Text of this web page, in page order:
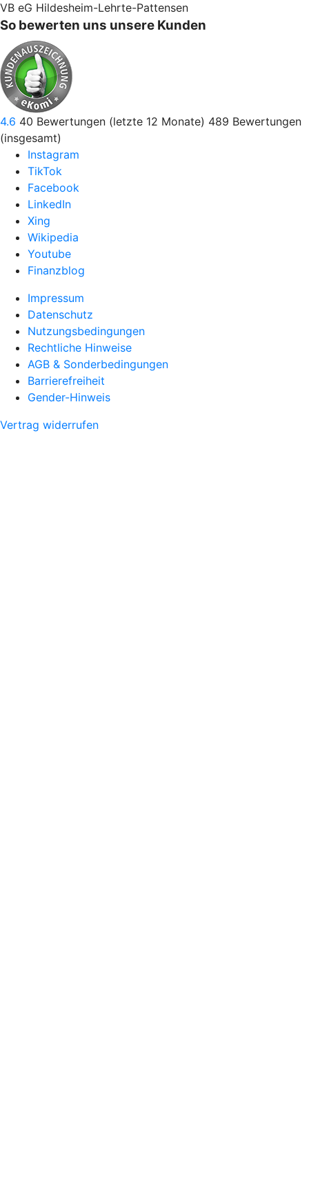
VB eG Hildesheim-Lehrte-Pattensen
So bewerten uns unsere Kunden
4.6 40 Bewertungen (letzte 12 Monate) 489 Bewertungen
(insgesamt)
Instagram
TikTok
Facebook
LinkedIn
Xing
Wikipedia
Youtube
Finanzblog
Impressum
Datenschutz
Nutzungsbedingungen
Rechtliche Hinweise
AGB & Sonderbedingungen
Barrierefreiheit
Gender-Hinweis
Vertrag widerrufen